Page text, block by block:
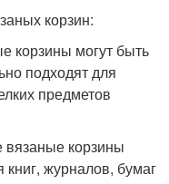
корзин:
корзины могут быть
подходят для
предметов
корзины
книг, журналов, бумаг